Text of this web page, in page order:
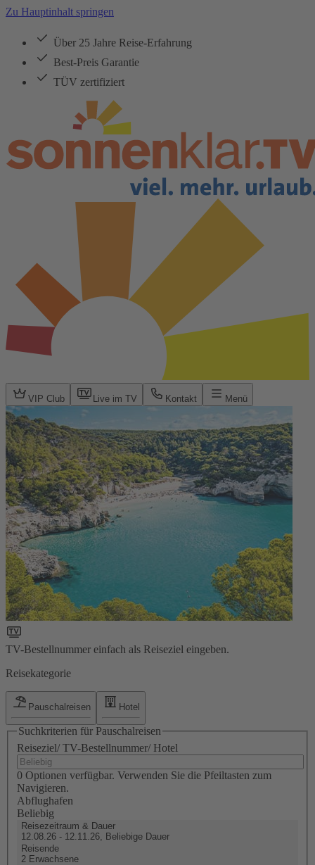
Zu Hauptinhalt springen
Über 25 Jahre Reise-Erfahrung
Best-Preis Garantie
TÜV zertifiziert
VIP Club Live im TV Kontakt Menü
TV-Bestellnummer einfach als Reiseziel eingeben.
Reisekategorie
Pauschalreisen Hotel
Suchkriterien für Pauschalreisen
Reiseziel/ TV-Bestellnummer/ Hotel
0 Optionen verfügbar. Verwenden Sie die Pfeiltasten zum
Navigieren.
Abflughafen
Beliebig
Reisezeitraum & Dauer
12.08.26 - 12.11.26, Beliebige Dauer
Reisende
2 Erwachsene